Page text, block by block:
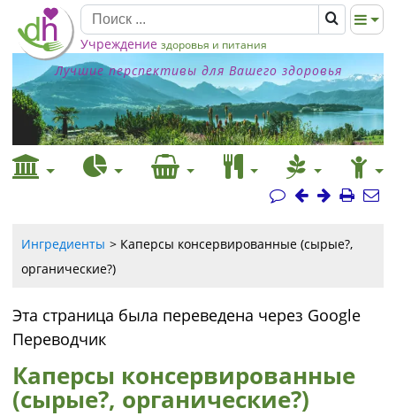
Учреждение здоровья и питания
Лучшие перспективы для Вашего здоровья
Ингредиенты
Каперсы консервированные (сырые?,
органические?)
Эта страница была переведена через Google
Переводчик
Каперсы консервированные
(сырые?, органические?)